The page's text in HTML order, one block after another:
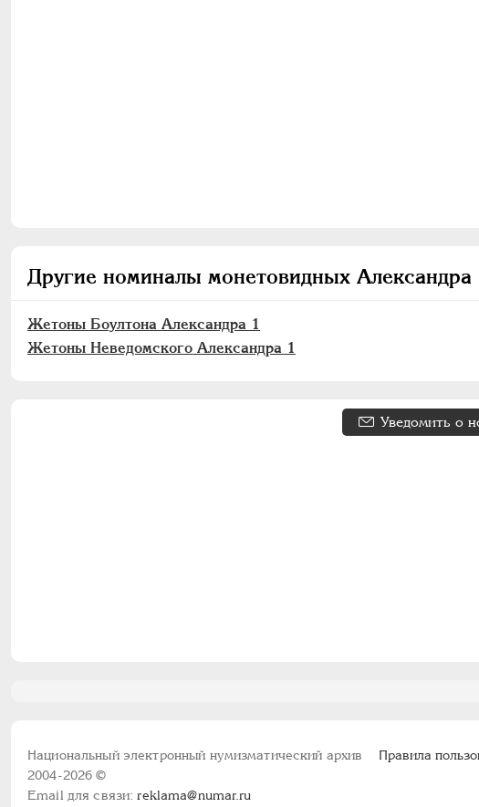
Другие номиналы монетовидных Александра
Жетоны Боултона Александра 1
Жетоны Неведомского Александра 1
Уведомить о
Национальный электронный нумизматический архив
2004-2026 ©
Email для связи:reklama@numar.ru
Правила